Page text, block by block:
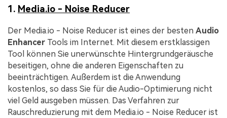
1. Media.io - Noise Reducer
Der Media.io - Noise Reducer ist eines der besten Audio
Enhancer Tools im Internet. Mit diesem erstklassigen
Tool können Sie unerwünschte Hintergrundgeräusche
beseitigen, ohne die anderen Eigenschaften zu
beeinträchtigen. Außerdem ist die Anwendung
kostenlos, so dass Sie für die Audio-Optimierung nicht
viel Geld ausgeben müssen. Das Verfahren zur
Rauschreduzierung mit dem Media.io - Noise Reducer ist